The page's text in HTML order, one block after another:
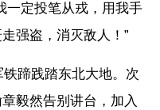
一定投笔从戎，用我手
强盗，消灭敌人！”
蹄践踏东北大地。次
毅然告别讲台，加入